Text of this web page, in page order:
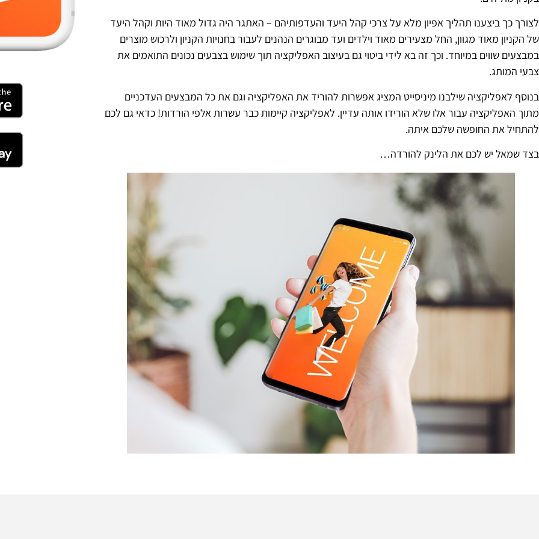
לצורך כך ביצענו תהליך אפיון מלא על צרכי קהל היעד והעדפותיהם – האתגר היה גדול מאוד היות וקהל היעד
של הקניון מאוד מגוון, החל מצעירים מאוד וילדים ועד מבוגרים הנהנים לעבור בחנויות הקניון ולרכוש מוצרים
במבצעים שווים במיוחד. וכך זה בא לידי ביטוי גם בעיצוב האפליקציה תוך שימוש בצבעים נכונים התואמים את
צבעי המותג.
בנוסף לאפליקציה שילבנו מיניסייט המציג אפשרות להוריד את האפליקציה וגם את כל המבצעים העדכניים
מתוך האפליקציה עבור אלו שלא הורידו אותה עדיין. לאפליקציה קיימות כבר עשרות אלפי הורדות! כדאי גם לכם
להתחיל את החופשה שלכם איתה.
בצד שמאל יש לכם את הלינק להורדה…